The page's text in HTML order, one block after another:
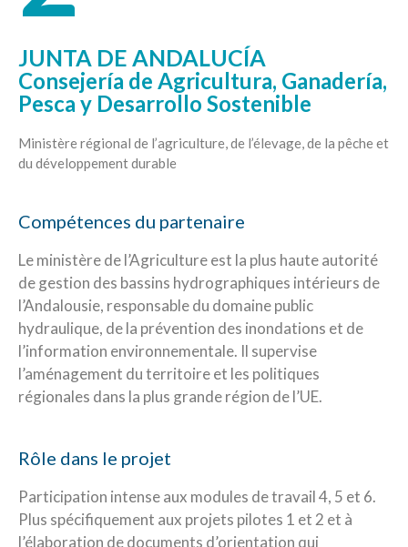
JUNTA DE ANDALUCÍA
Consejería de Agricultura, Ganadería,
Pesca y Desarrollo Sostenible
Ministère régional de l’agriculture, de l’élevage, de la pêche et
du développement durable
Compétences du partenaire
Le ministère de l’Agriculture est la plus haute autorité
de gestion des bassins hydrographiques intérieurs de
l’Andalousie, responsable du domaine public
hydraulique, de la prévention des inondations et de
l’information environnementale. Il supervise
l’aménagement du territoire et les politiques
régionales dans la plus grande région de l’UE.
Rôle dans le projet
Participation intense aux modules de travail 4, 5 et 6.
Plus spécifiquement aux projets pilotes 1 et 2 et à
l’élaboration de documents d’orientation qui